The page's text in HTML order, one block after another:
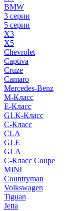
BMW
3 серии
5 серии
X3
X5
Chevrolet
Captiva
Cruze
Camaro
Mercedes-Benz
M-Класс
E-Класс
GLK-Класс
C-Класс
CLA
GLE
GLA
C-Класс Coupe
MINI
Countryman
Volkswagen
Tiguan
Jetta